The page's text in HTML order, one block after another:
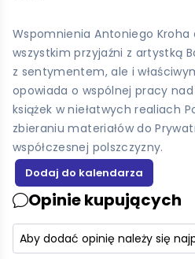
Wspomnienia Antoniego
wszystkim przyjaźni z artystką
z sentymentem, ale i
opowiada o wspólnej pracy
książek w niełatwych realiach
zbieraniu materiałów do
współczesnej polszczyzny.
Opinie kupujących
Aby dodać opinię należy się